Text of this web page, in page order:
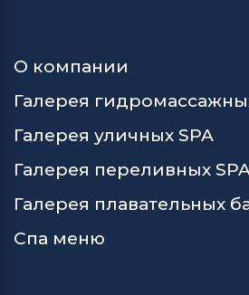
О компании
Галерея
Галерея уличных SPA
Галерея переливных
Галерея плавательных
Спа меню